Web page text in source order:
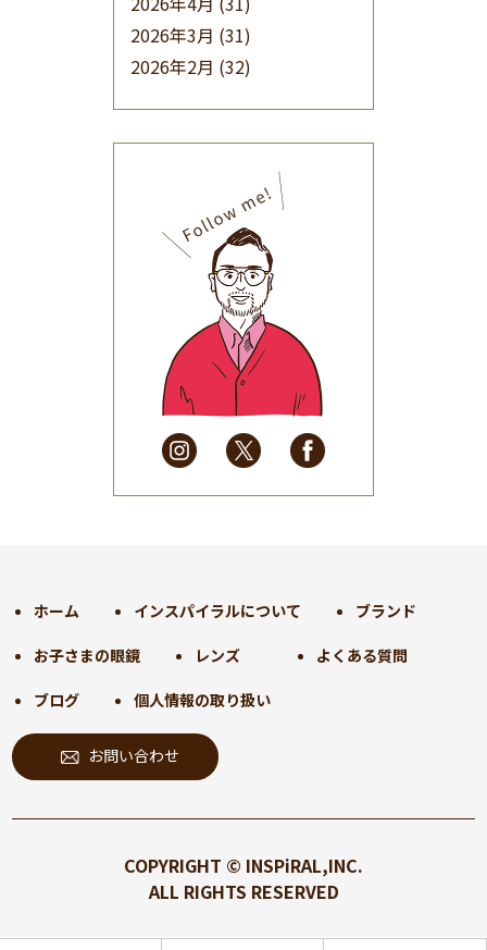
2026年3月 (31)
2026年2月 (32)
(32)
2025年9月(30)
2025年8月(31)
2025年7月(37)
2025年6月(48)
2025年5月
(41)
2025年4月
(32)
2025年3月(31)
2025年2月
(28)
2024年9月(30)
2024年7月(31)
2024年6月(30)
2024年5月
2024年4月 (32)
2024年2月(31)
2024年1月(45)
2023年12月(31)
ホーム インスパイラルについて ブランド
お子さまの眼鏡 レンズ よくある質問
ブログ 個人情報の取り扱い
お問い合わせ
COPYRIGHT © INSPiRAL,INC.
ALL RIGHTS RESERVED